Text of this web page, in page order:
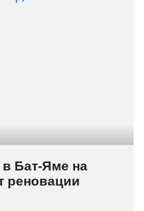
в Бат-Яме на
реновации